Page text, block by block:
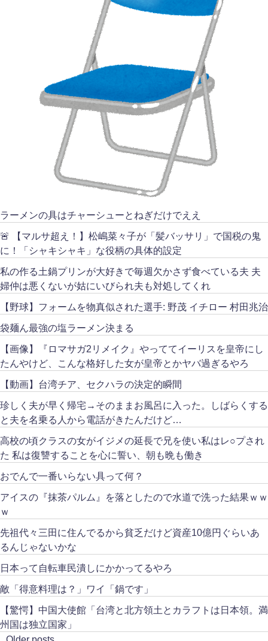
ラーメンの具はチャーシューとねぎだけでええ
🚨 【マルサ超え！】松嶋菜々子が「髪バッサリ」で国税の鬼
に！「シャキシャキ」な役柄の具体的設定
私の作る土鍋プリンが大好きで毎週欠かさず食べている夫 夫
婦仲は悪くないが姑にいびられ夫も対処してくれ
【野球】フォームを物真似された選手: 野茂 イチロー 村田兆治
袋麺ん最強の塩ラーメン決まる
【画像】『ロマサガ2リメイク』やっててイーリスを皇帝にし
たんやけど、こんな格好した女が皇帝とかヤバ過ぎるやろ
【動画】台湾チア、セクハラの決定的瞬間
珍しく夫が早く帰宅→そのままお風呂に入った。しばらくする
と夫を名乗る人から電話がきたんだけど…
高校の頃クラスの女がイジメの延長で兄を使い私はレ○プされ
た 私は復讐することを心に誓い、朝も晩も働き
おでんで一番いらない具って何？
アイスの『抹茶パルム』を落としたので水道で洗った結果ｗｗ
ｗ
先祖代々三田に住んでるから貧乏だけど資産10億円ぐらいあ
るんじゃないかな
日本って自転車民潰しにかかってるやろ
敵「得意料理は？」ワイ「鍋です」
【驚愕】中国大使館「台湾と北方領土とカラフトは日本領。満
州国は独立国家」
Older posts